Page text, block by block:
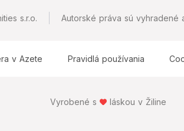
s.r.o. Autorské práva sú
v Azete Pravidlá používania
Vyrobené s láskou v Žiline